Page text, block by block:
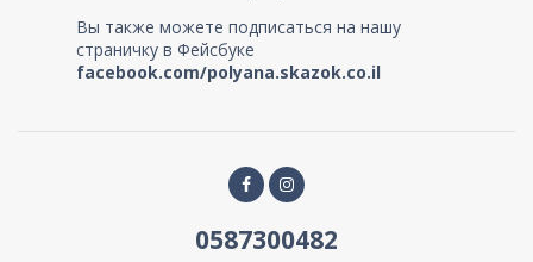
Вы также можете подписаться на нашу
страничку в Фейсбуке
facebook.com/polyana.skazok.co.il
0587300482